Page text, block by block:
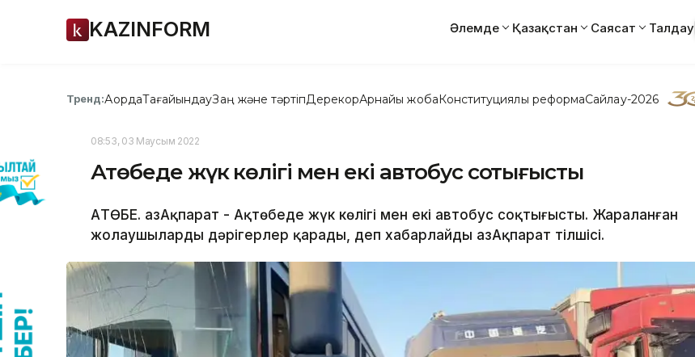
KAZINFORM Әлемде Қазақстан Саясат Талдау
Тренд:АқордаТағайындауЗаң және тәртіпДерекқорАрнайы жобаКонституциялық реформаСайлау-2026
08:53, 03 Маусым 2022
Ақтөбеде жүк көлігі мен екі автобус соқтығысты
АҚТӨБЕ. ҚазАқпарат - Ақтөбеде жүк көлігі мен екі автобус соқтығысты. Жараланған
жолаушыларды дәрігерлер қарады, деп хабарлайды ҚазАқпарат тілшісі.